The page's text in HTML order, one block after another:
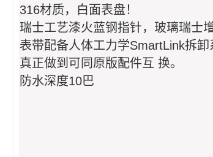
316材质，白面表盘！
瑞士工艺漆火蓝钢指针，玻璃瑞士
表带配备人体工力学SmartLink拆
真正做到可同原版配件互 换。
防水深度10巴